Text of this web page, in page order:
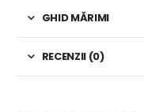
GHID MĂRIMI
RECENZII (0)